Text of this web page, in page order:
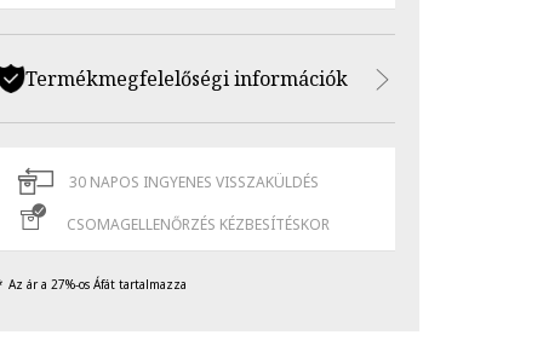
Termékmegfelelőségi információk
30 NAPOS INGYENES VISSZAKÜLDÉS
CSOMAGELLENŐRZÉS KÉZBESÍTÉSKOR
Az ár a 27%-os Áfát tartalmazza